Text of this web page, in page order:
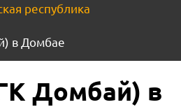
республика
в Домбае
Домбай) в